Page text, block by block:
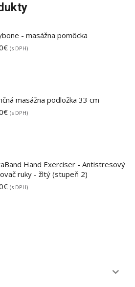
- masážna pomôcka
€ (s DPH)
masážna podložka 33 cm
€ (s DPH)
Hand Exerciser - Antistresový
ruky - žltý (stupeň 2)
€ (s DPH)